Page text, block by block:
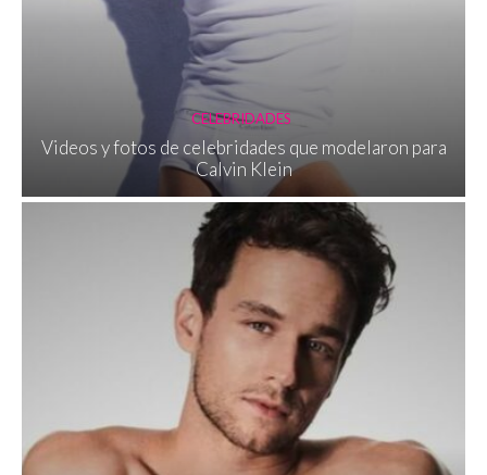
CELEBRIDADES
Videos y fotos de celebridades que modelaron para
Calvin Klein